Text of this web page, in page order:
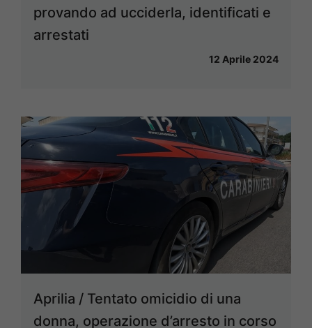
provando ad ucciderla, identificati e
arrestati
12 Aprile 2024
Aprilia / Tentato omicidio di una
donna, operazione d’arresto in corso